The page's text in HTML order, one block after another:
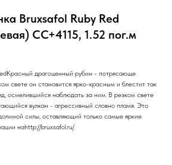
Bruxsafol Ruby Red
CC+4115, 1.52 пог.м
драгоценный рубин - потрясающе
свете он становится ярко-красным и блестит так
осмелившийся наблюдать за ним. В резком свете
вулкан - агрессивный словно пламя. Это
силы, оставляющий только самые яркие
наhttp://bruxsafol.ru/